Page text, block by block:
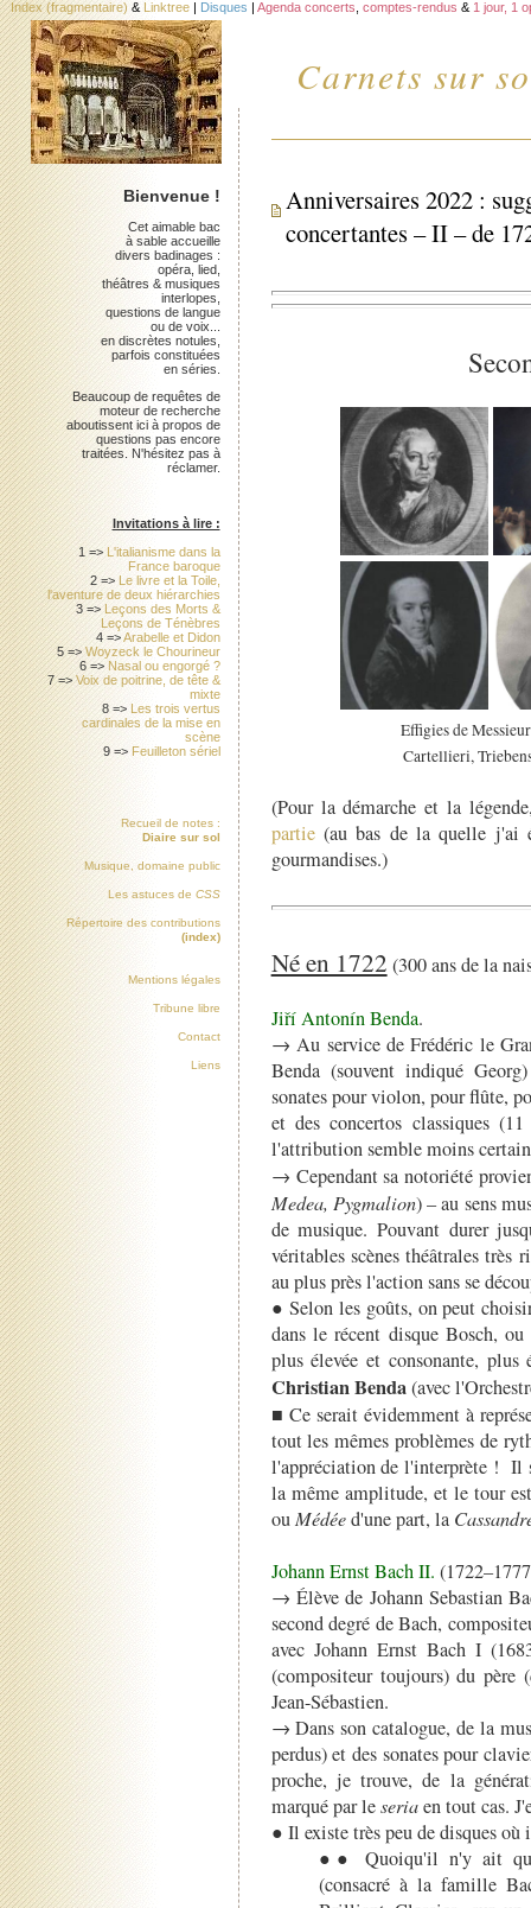
Carnets sur
Index (fragmentaire) & Linktree | Disques | Agenda concerts comptes-rendus & 1 jour, 1
Anniversaires 2022 :
concertantes – II – de
Effigies de
Cartellieri,
(Pour la démarche et la
partie(au bas de la quelle j'ai
gourmandises.)
Né en 1722 (300 ans de la
Jiří Antonín Benda.
→ Au service de Frédéric le
Benda (souvent indiqué
sonates pour violon, pour flûte,
et des concertos classiques
l'attribution semble moins
→ Cependant sa notoriété
Medea, Pygmalion) – au sens
de musique. Pouvant durer
véritables scènes théâtrales très
au plus près l'action sans se
● Selon les goûts, on peut
dans le récent disque Bosch,
plus élevée et consonante,
Christian Benda(avec
■ Ce serait évidemment à
tout les mêmes problèmes de
l'appréciation de l'interprète ! Il
la même amplitude, et le tour
ou Médéed'une part, la
Johann Ernst Bach II.
→ Élève de Johann Sebastian
second degré de Bach,
avec Johann Ernst Bach I
(compositeur toujours) du père
Jean-Sébastien.
→ Dans son catalogue, de la
perdus) et des sonates pour
proche, je trouve, de la
marqué par leseriaen tout cas.
● Il existe très peu de disques
●● Quoiqu'il n'y ait
(consacré à la famille
Bienvenue !
Cet aimable bac
à sable accueille
divers badinages :
opéra, lied,
théâtres & musiques
interlopes,
questions de langue
ou de voix...
en discrètes notules,
parfois constituées
en séries.
Beaucoup de requêtes de
moteur de recherche
aboutissent ici à propos de
questions pas encore
traitées. N'hésitez pas à
réclamer.
Invitations à lire :
1 => L'italianisme dans la
France baroque
2 => Le livre et la Toile,
l'aventure de deux hiérarchies
3 => Leçons des Morts &
Leçons de Ténèbres
4 =>Arabelle et Didon
5 =>Woyzeck le Chourineur
6 => Nasal ou engorgé ?
7 =>Voix de poitrine, de tête &
mixte
8 => Les trois vertus
cardinales de la mise en
scène
9 => Feuilleton sériel
Recueil de notes :
Diaire sur sol
Musique, domaine public
Les astuces de CSS
Répertoire des contributions
(index)
Mentions légales
Tribune libre
Contact
Liens